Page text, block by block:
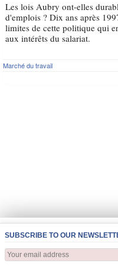
Les lois Aubry ont-elles
d'emplois ? Dix ans après
limites de cette politique qui
aux intérêts du salariat.
Marché du travail
SUBSCRIBE TO OUR
JOIN US